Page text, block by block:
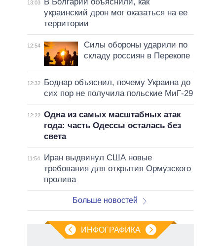
13:03
украинский дрон мог оказаться на ее
территории
12:54
Силы обороны ударили по
складу россиян в Перекопе
12:32
Боднар объяснил, почему Украина до
сих пор не получила польские МиГ-29
12:22 Одна из самых масштабных атак
года: часть Одессы осталась без
света
11:54
Иран выдвинул США новые
требования для открытия Ормузского
пролива
Больше новостей
ИНФОГРАФИКА